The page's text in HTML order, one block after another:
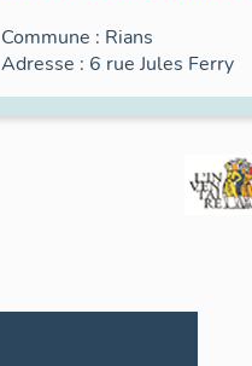
Commune : Rians
Adresse : 6 rue Jules Ferry